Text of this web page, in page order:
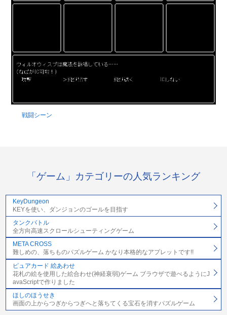
戦闘シーン
「ゲーム」カテゴリーの人気ランキング
KeyDungeon
KEYを使い、ダンジョンのゴールを目指す
タンクバトル
全方向高速スクロールシューティングゲーム
META CROSS
難しめの、落ちものパズルゲーム かなり本格的なアプレットです!!
ピュアカード 絵あわせ
花札の絵を使用した絵合わせ(神経衰弱)ゲーム ブラウザで遊べるようにJ
avaScriptで作りました
ほしのほうせき
画面の上からつぎからつぎへと落ちてくる宝石を消すパズルゲーム